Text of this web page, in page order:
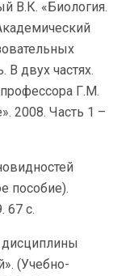
В.К. «Биология.
двух частях.
Г.М.
2008. Часть 1 –
пособие).
67 с.
(Учебно-